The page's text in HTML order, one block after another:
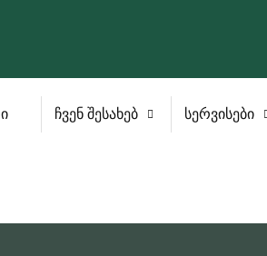
ჩვენ შესახებ სერვისები